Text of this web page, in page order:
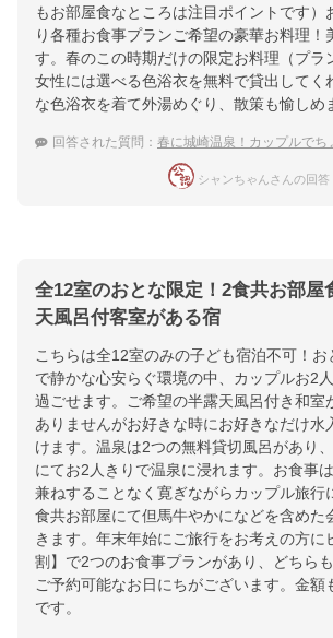
もお部屋食なところは注目ポイントです）
り各種お食事プランご希望の豪華お料理！
す。春のこの時期だけの限定お料理（プラ
女性には選べる色浴衣を無料で貸出してく
な色浴衣を着て外湯めぐり、散策も愉しめ
回答された質問： 春に城崎温泉！カップルでちょっ
シャンちゃんさんの回答
全12室のおとな限定！2食共お部屋
天風呂付客室がある宿
こちらは全12室のみの子ども宿泊不可！
で静かな心安らぐ環境の中、カップルお2
過ごせます。ご希望の半露天風呂付き和室
ありませんがお好きな時にお好きなだけ水
けます。温泉は2つの無料貸切風呂があり
にてお2人きりで温泉に浸れます。お食事
兼ねすることなく寛ぎながらカップル旅行
食共お部屋にて但馬牛やかになどを含めた
きます。年末年始にご旅行をお考えの方に
割】で2つのお食事プランがあり、どちら
ご予約可能なお日にちがございます。金額
です。